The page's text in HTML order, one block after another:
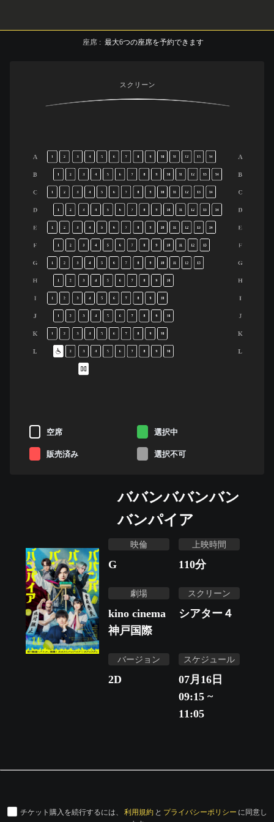
座席 : 最大6つの座席を予約できます
スクリーン
A
B
C
D
E
F
G
H
I
J
K
L
A
B
C
D
E
F
G
H
I
J
K
L
1 2 3 4 5 6 7 8 9 10 11 12 13 14
1 2 3 4 5 6 7 8 9 10 11 12 13 14
1 2 3 4 5 6 7 8 9 10 11 12 13 14
1 2 3 4 5 6 7 8 9 10 11 12 13 14
1 2 3 4 5 6 7 8 9 10 11 12 13 14
1 2 3 4 5 6 7 8 9 10 11 12 13
1 2 3 4 5 6 7 8 9 10 11 12 13
1 2 3 4 5 6 7 8 9 10
2 3 4 5 6 7 9 10
2 3 4 5 6 7 8 9 10
2 3 4 5 6 7 8 9 10
2 3 4 5 6 7 8 9 10
空席 選択中
販売済み 選択不可
ババンババンバン
バンパイア
映倫
G
上映時間
110分
劇場
kino cinema
神戸国際
スクリーン
シアター４
バージョン
2D
スケジュール
07月16日
09:15 ~
11:05
チケット購入を続行するには、 利用規約 と プライバシーポリシー に同意し